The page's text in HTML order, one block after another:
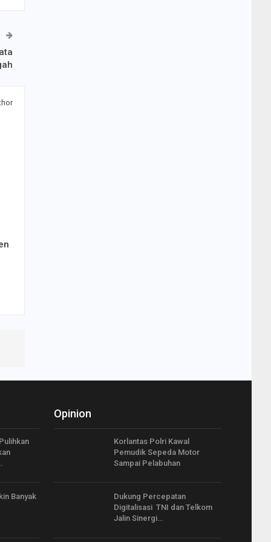
Banyak
Opinion
Korlantas Polri Kawal
Pemudik Sepeda Motor
Sampai Pelabuhan
Dukung Percepatan
Digitalisasi TNI dan Telkom
Jalin Sinergi…